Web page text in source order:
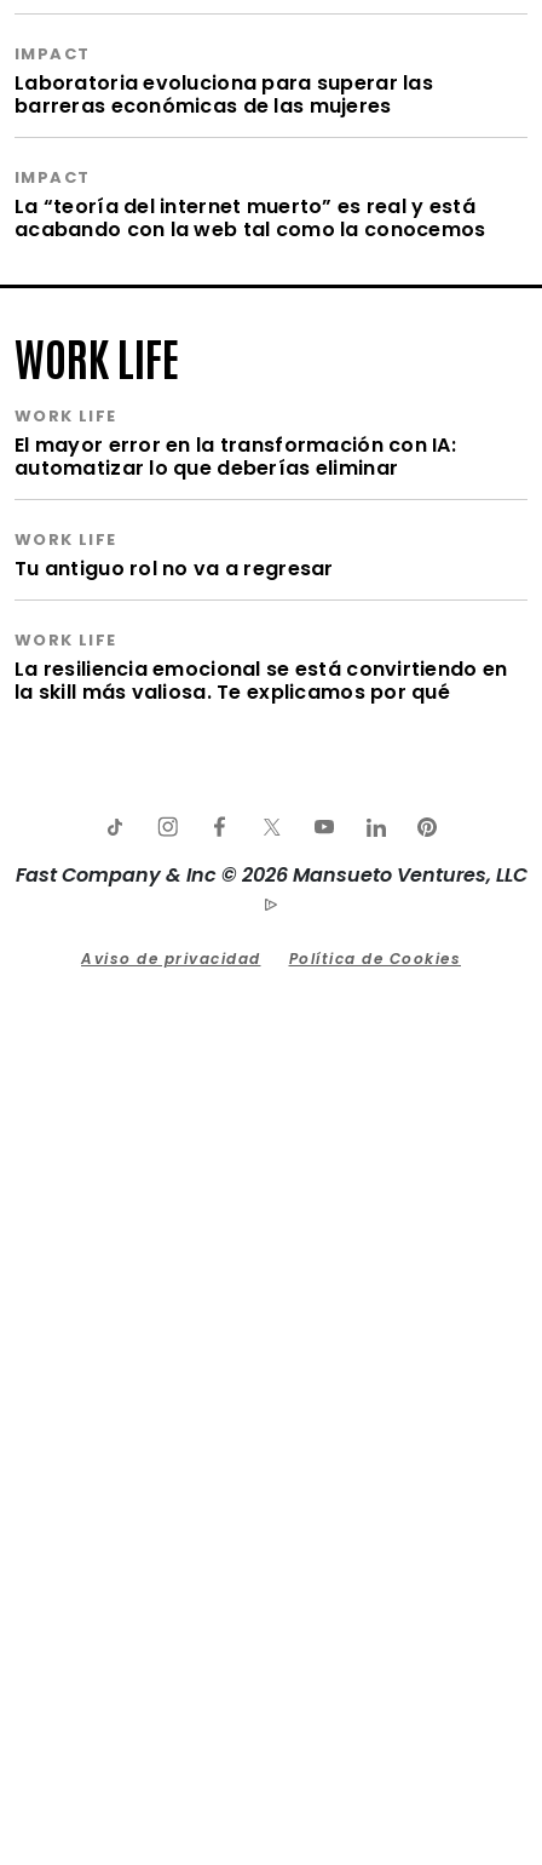
IMPACT
Laboratoria evoluciona para superar las
barreras económicas de las mujeres
IMPACT
La “teoría del internet muerto” es real y está
acabando con la web tal como la conocemos
WORK LIFE
WORK LIFE
El mayor error en la transformación con IA:
automatizar lo que deberías eliminar
WORK LIFE
Tu antiguo rol no va a regresar
WORK LIFE
La resiliencia emocional se está convirtiendo en
la skill más valiosa. Te explicamos por qué
Fast Company & Inc © 2026 Mansueto Ventures, LLC
Aviso de privacidad Política de Cookies